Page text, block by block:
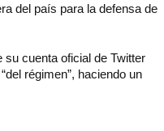
del país para la defensa de
su cuenta oficial de Twitter
régimen”, haciendo un